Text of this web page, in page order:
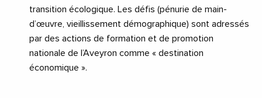
transition écologique. Les défis (pénurie de main-
d’œuvre, vieillissement démographique) sont adressés
par des actions de formation et de promotion
nationale de l’Aveyron comme « destination
économique ».